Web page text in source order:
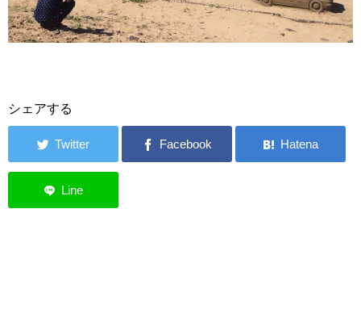
シェアする